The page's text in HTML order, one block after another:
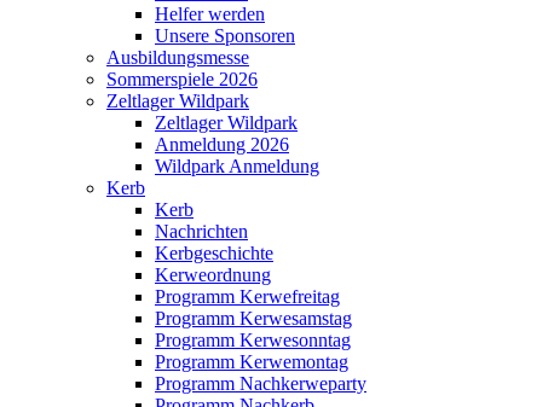
Helfer werden
Unsere Sponsoren
Ausbildungsmesse
Sommerspiele 2026
Zeltlager Wildpark
Zeltlager Wildpark
Anmeldung 2026
Wildpark Anmeldung
Kerb
Kerb
Nachrichten
Kerbgeschichte
Kerweordnung
Programm Kerwefreitag
Programm Kerwesamstag
Programm Kerwesonntag
Programm Kerwemontag
Programm Nachkerweparty